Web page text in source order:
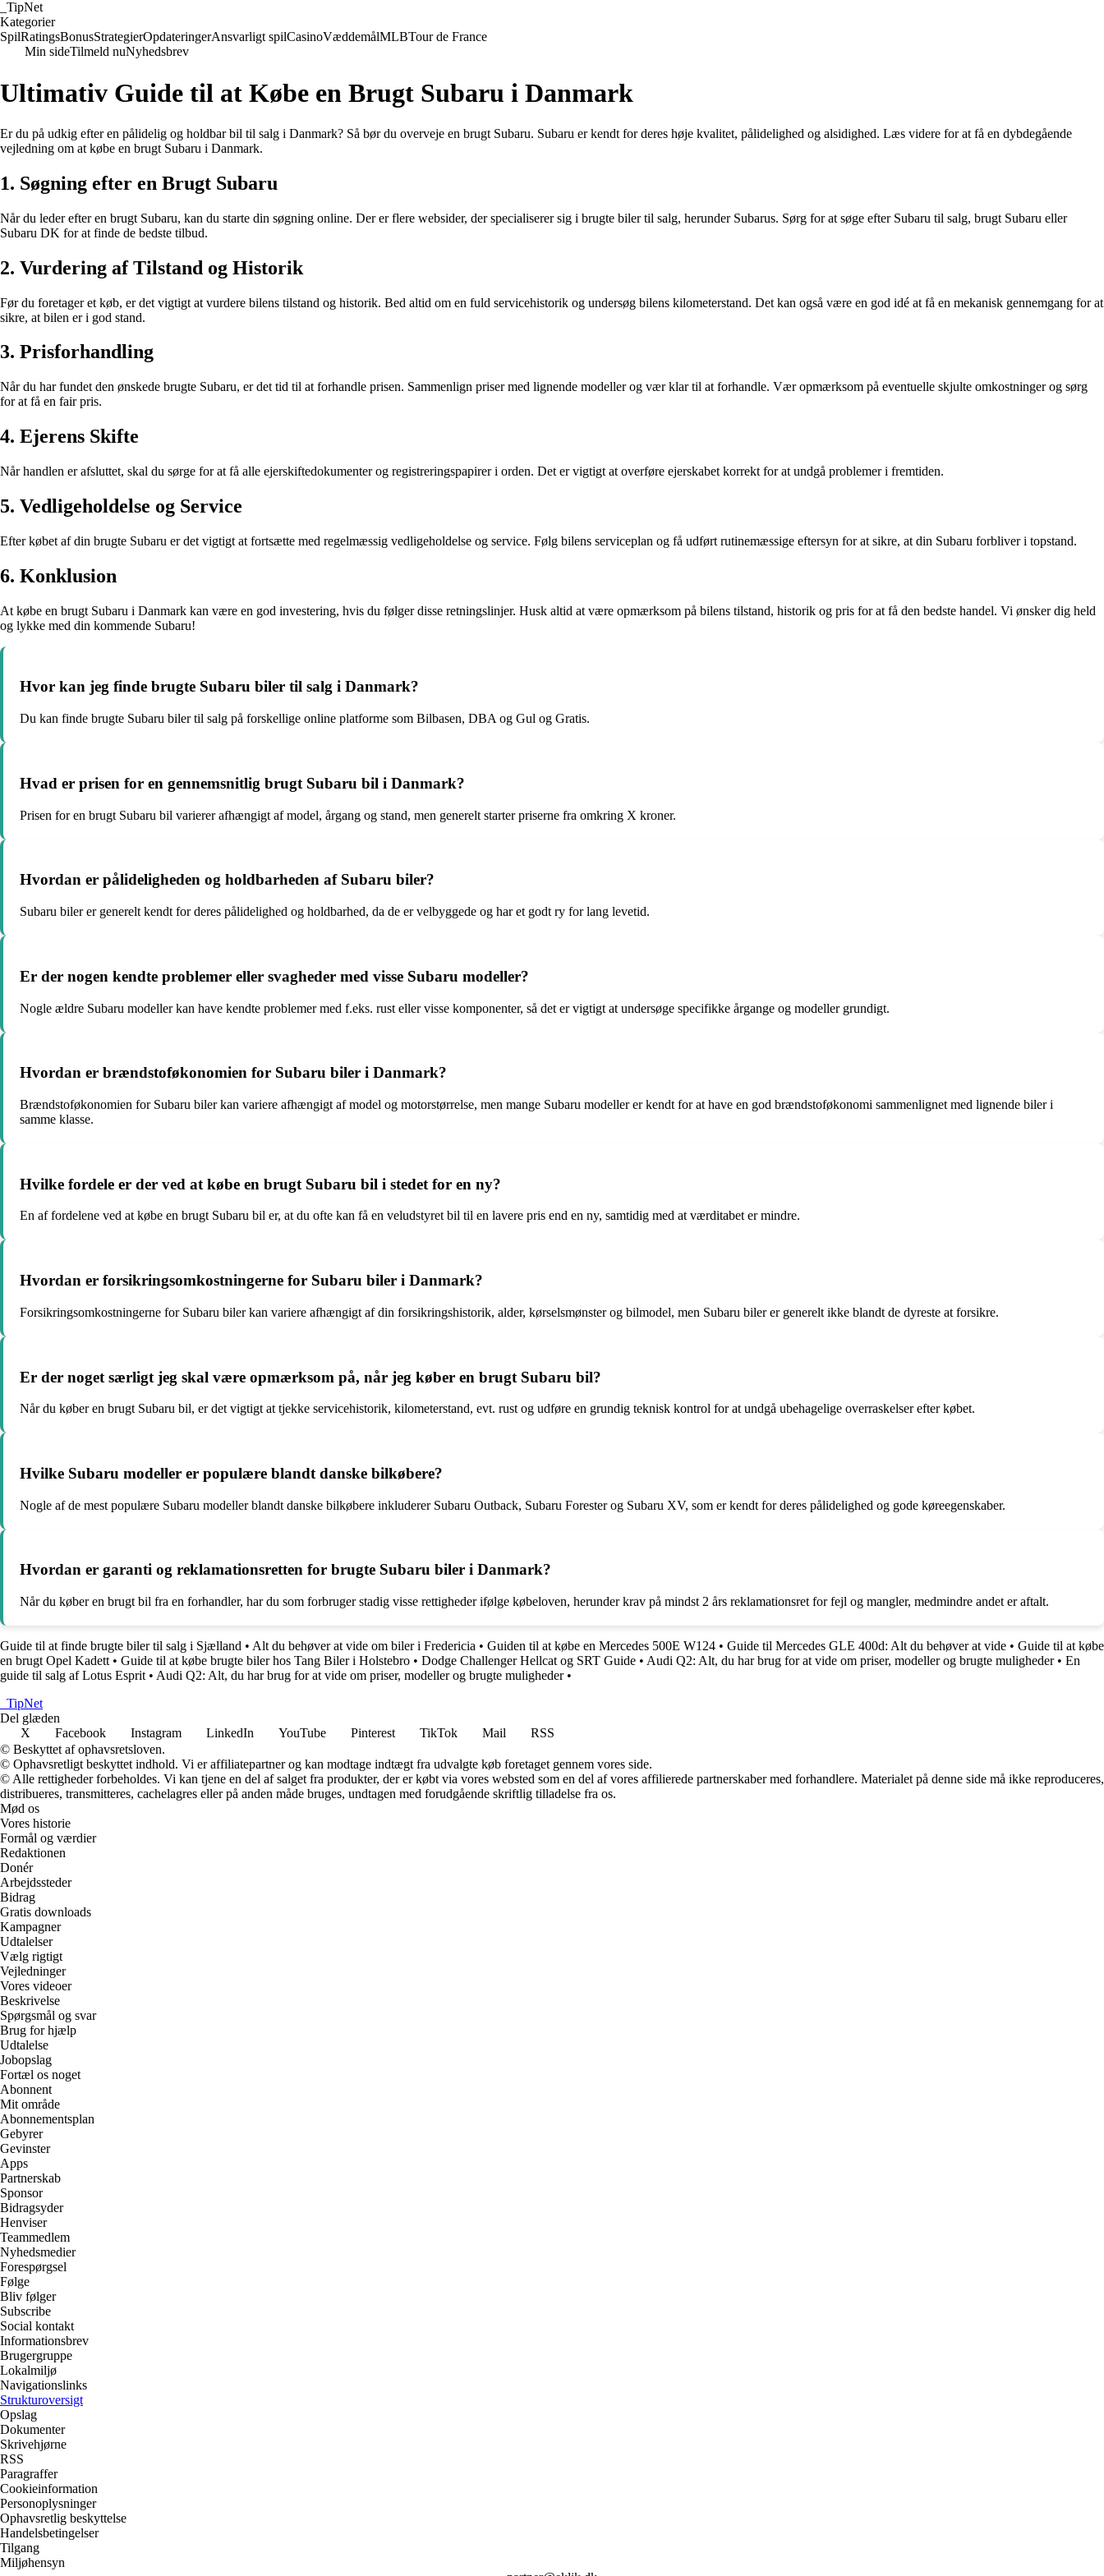
TipNet
Kategorier
SpilRatingsBonusStrategierOpdateringerAnsvarligt spilCasinoVæddemålMLBTour de France
Min sideTilmeld nuNyhedsbrev
Ultimativ Guide til at Købe en Brugt Subaru i Danmark
Er du på udkig efter en pålidelig og holdbar bil til salg i Danmark? Så bør du overveje en brugt Subaru. Subaru er kendt for deres høje kvalitet, pålidelighed og alsidighed. Læs videre for at få en dybdegående
vejledning om at købe en brugt Subaru i Danmark.
1. Søgning efter en Brugt Subaru
Når du leder efter en brugt Subaru, kan du starte din søgning online. Der er flere websider, der specialiserer sig i brugte biler til salg, herunder Subarus. Sørg for at søge efter Subaru til salg, brugt Subaru eller
Subaru DK for at finde de bedste tilbud.
2. Vurdering af Tilstand og Historik
Før du foretager et køb, er det vigtigt at vurdere bilens tilstand og historik. Bed altid om en fuld servicehistorik og undersøg bilens kilometerstand. Det kan også være en god idé at få en mekanisk gennemgang for at
sikre, at bilen er i god stand.
3. Prisforhandling
Når du har fundet den ønskede brugte Subaru, er det tid til at forhandle prisen. Sammenlign priser med lignende modeller og vær klar til at forhandle. Vær opmærksom på eventuelle skjulte omkostninger og sørg
for at få en fair pris.
4. Ejerens Skifte
Når handlen er afsluttet, skal du sørge for at få alle ejerskiftedokumenter og registreringspapirer i orden. Det er vigtigt at overføre ejerskabet korrekt for at undgå problemer i fremtiden.
5. Vedligeholdelse og Service
Efter købet af din brugte Subaru er det vigtigt at fortsætte med regelmæssig vedligeholdelse og service. Følg bilens serviceplan og få udført rutinemæssige eftersyn for at sikre, at din Subaru forbliver i topstand.
6. Konklusion
At købe en brugt Subaru i Danmark kan være en god investering, hvis du følger disse retningslinjer. Husk altid at være opmærksom på bilens tilstand, historik og pris for at få den bedste handel. Vi ønsker dig held
og lykke med din kommende Subaru!
Hvor kan jeg finde brugte Subaru biler til salg i Danmark?
Du kan finde brugte Subaru biler til salg på forskellige online platforme som Bilbasen, DBA og Gul og Gratis.
Hvad er prisen for en gennemsnitlig brugt Subaru bil i Danmark?
Prisen for en brugt Subaru bil varierer afhængigt af model, årgang og stand, men generelt starter priserne fra omkring X kroner.
Hvordan er pålideligheden og holdbarheden af Subaru biler?
Subaru biler er generelt kendt for deres pålidelighed og holdbarhed, da de er velbyggede og har et godt ry for lang levetid.
Er der nogen kendte problemer eller svagheder med visse Subaru modeller?
Nogle ældre Subaru modeller kan have kendte problemer med f.eks. rust eller visse komponenter, så det er vigtigt at undersøge specifikke årgange og modeller grundigt.
Hvordan er brændstoføkonomien for Subaru biler i Danmark?
Brændstoføkonomien for Subaru biler kan variere afhængigt af model og motorstørrelse, men mange Subaru modeller er kendt for at have en god brændstoføkonomi sammenlignet med lignende biler i
samme klasse.
Hvilke fordele er der ved at købe en brugt Subaru bil i stedet for en ny?
En af fordelene ved at købe en brugt Subaru bil er, at du ofte kan få en veludstyret bil til en lavere pris end en ny, samtidig med at værditabet er mindre.
Hvordan er forsikringsomkostningerne for Subaru biler i Danmark?
Forsikringsomkostningerne for Subaru biler kan variere afhængigt af din forsikringshistorik, alder, kørselsmønster og bilmodel, men Subaru biler er generelt ikke blandt de dyreste at forsikre.
Er der noget særligt jeg skal være opmærksom på, når jeg køber en brugt Subaru bil?
Når du køber en brugt Subaru bil, er det vigtigt at tjekke servicehistorik, kilometerstand, evt. rust og udføre en grundig teknisk kontrol for at undgå ubehagelige overraskelser efter købet.
Hvilke Subaru modeller er populære blandt danske bilkøbere?
Nogle af de mest populære Subaru modeller blandt danske bilkøbere inkluderer Subaru Outback, Subaru Forester og Subaru XV, som er kendt for deres pålidelighed og gode køreegenskaber.
Hvordan er garanti og reklamationsretten for brugte Subaru biler i Danmark?
Når du køber en brugt bil fra en forhandler, har du som forbruger stadig visse rettigheder ifølge købeloven, herunder krav på mindst 2 års reklamationsret for fejl og mangler, medmindre andet er aftalt.
Guide til at finde brugte biler til salg i Sjælland • Alt du behøver at vide om biler i Fredericia • Guiden til at købe en Mercedes 500E W124 • Guide til Mercedes GLE 400d: Alt du behøver at vide • Guide til at købe
en brugt Opel Kadett • Guide til at købe brugte biler hos Tang Biler i Holstebro • Dodge Challenger Hellcat og SRT Guide • Audi Q2: Alt, du har brug for at vide om priser, modeller og brugte muligheder• En
guide til salg af Lotus Esprit • Audi Q2: Alt, du har brug for at vide om priser, modeller og brugte muligheder•
TipNet
Del glæden
X
Facebook Instagram LinkedIn YouTube Pinterest TikTok Mail
RSS
© Beskyttet af ophavsretsloven.
© Ophavsretligt beskyttet indhold. Vi er affiliatepartner og kan modtage indtægt fra udvalgte køb foretaget gennem vores side.
© Alle rettigheder forbeholdes. Vi kan tjene en del af salget fra produkter, der er købt via vores websted som en del af vores affilierede partnerskaber med forhandlere. Materialet på denne side må ikke reproduceres,
distribueres, transmitteres, cachelagres eller på anden måde bruges, undtagen med forudgående skriftlig tilladelse fra os.
Mød os
Vores historie
Formål og værdier
Redaktionen
Donér
Arbejdssteder
Bidrag
Gratis downloads
Kampagner
Udtalelser
Vælg rigtigt
Vejledninger
Vores videoer
Beskrivelse
Spørgsmål og svar
Brug for hjælp
Udtalelse
Jobopslag
Fortæl os noget
Abonnent
Mit område
Abonnementsplan
Gebyrer
Gevinster
Apps
Partnerskab
Sponsor
Bidragsyder
Henviser
Teammedlem
Nyhedsmedier
Forespørgsel
Følge
Bliv følger
Subscribe
Social kontakt
Informationsbrev
Brugergruppe
Lokalmiljø
Navigationslinks
Strukturoversigt
Opslag
Dokumenter
Skrivehjørne
RSS
Paragraffer
Cookieinformation
Personoplysninger
Ophavsretlig beskyttelse
Handelsbetingelser
Tilgang
Miljøhensyn